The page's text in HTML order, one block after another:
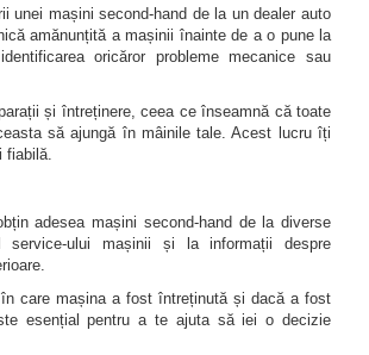
unei mașini second-hand de la un dealer auto
amănunțită a mașinii înainte de a o pune la
oricăror probleme mecanice sau
și întreținere, ceea ce înseamnă că toate
să ajungă în mâinile tale. Acest lucru îți
fiabilă.
adesea mașini second-hand de la diverse
ului mașinii și la informații despre
care mașina a fost întreținută și dacă a fost
esențial pentru a te ajuta să iei o decizie